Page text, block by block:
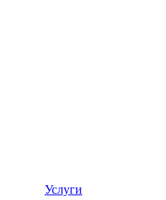
Услуги